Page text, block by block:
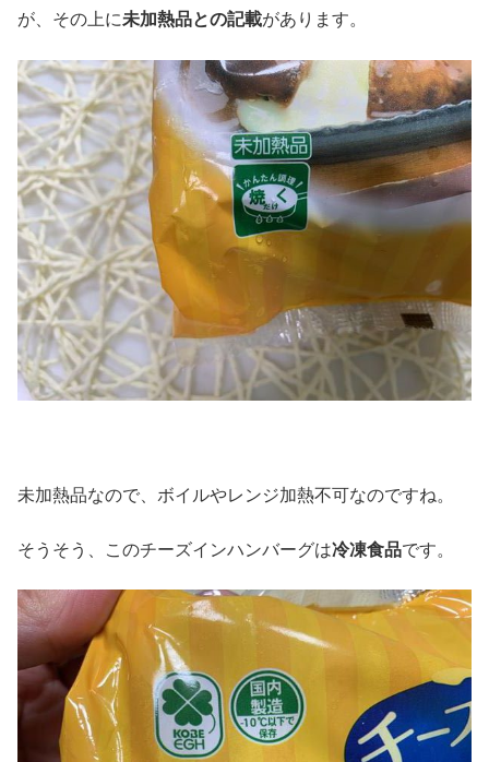
が、その上に未加熱品との記載があります。
未加熱品なので、ボイルやレンジ加熱不可なのですね。
そうそう、このチーズインハンバーグは冷凍食品です。